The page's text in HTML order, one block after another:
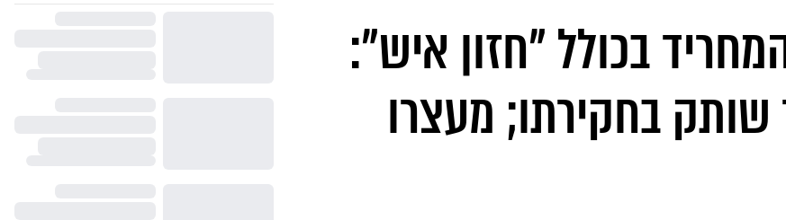
בכולל "חזון איש":
בחקירתו; מעצרו